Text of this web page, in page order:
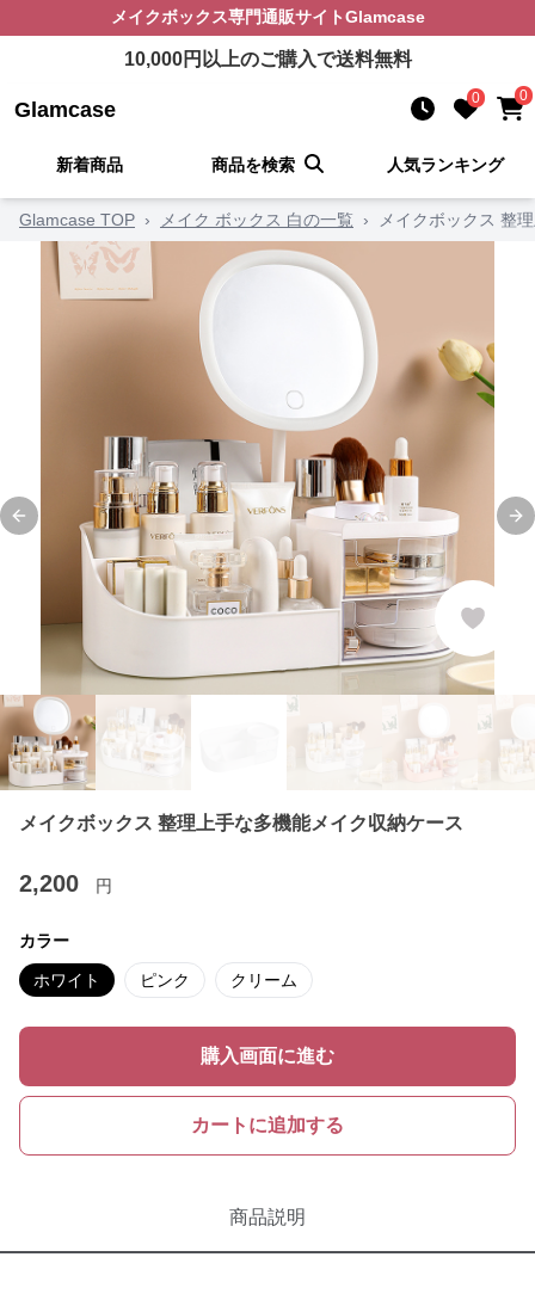
メイクボックス専門通販サイトGlamcase
10,000円以上のご購入で送料無料
Glamcase 0 0
新着商品 商品を検索 人気ランキング
Glamcase TOP › メイク ボックス 白の一覧 › メイクボックス 整
Previous slide
メイクボックス 整理上手な多機能メイク収納ケース
2,200 円
カラー
ホワイト ピンク クリーム
購入画面に進む
カートに追加する
商品説明